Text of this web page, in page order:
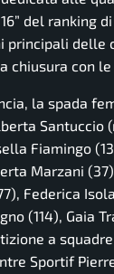
del ranking
principali delle
chiusura con
la spada
Santuccio
Fiamingo
Marzani
Federica
(114), Gaia
a squadre
Sportif